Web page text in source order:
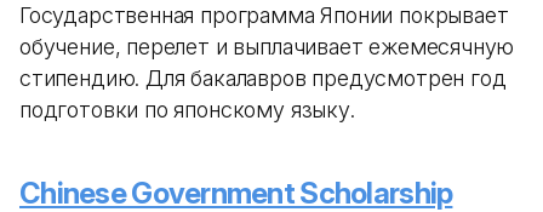
Государственная программа Японии покрывает
обучение, перелет и выплачивает ежемесячную
стипендию. Для бакалавров предусмотрен год
подготовки по японскому языку.
Chinese Government Scholarship